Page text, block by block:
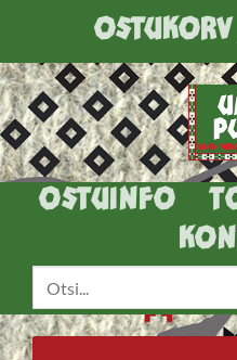
content
OSTUINFO